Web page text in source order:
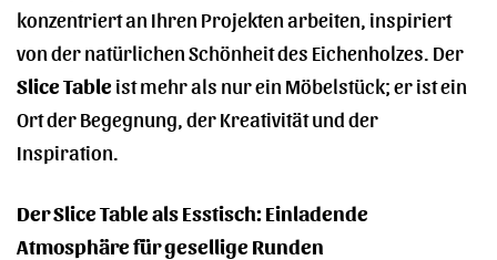
konzentriert an Ihren Projekten arbeiten, inspiriert
von der natürlichen Schönheit des Eichenholzes. Der
Slice Tableist mehr als nur ein Möbelstück; er ist ein
Ort der Begegnung, der Kreativität und der
Inspiration.
Der Slice Table als Esstisch: Einladende
Atmosphäre für gesellige Runden